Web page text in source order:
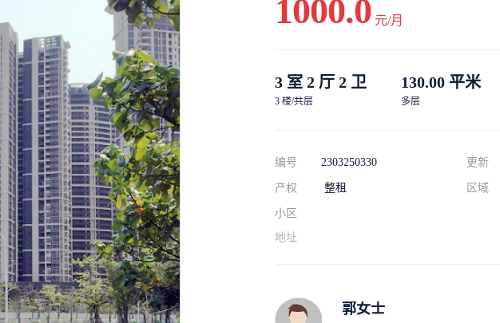
1000.0 元/月
3 室 2 厅 2 卫
3 楼/共层
130.00 平米
多层
编号 2303250330 更新
产权 整租 区域
小区
地址
郭女士